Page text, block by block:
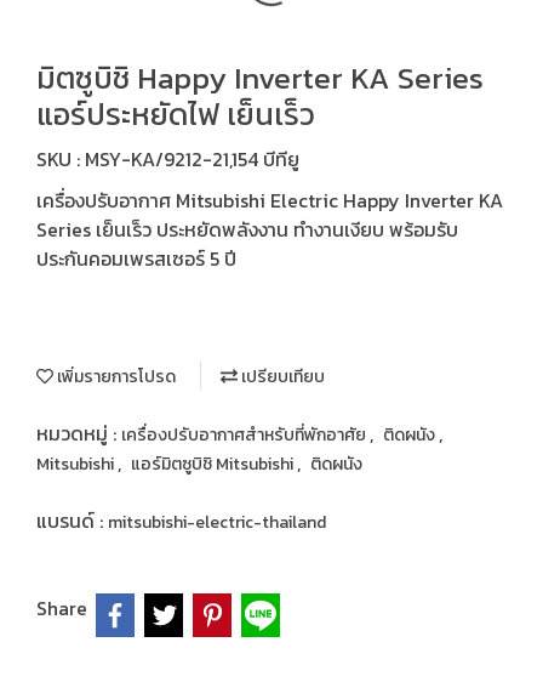
มิตซูบิชิ Happy Inverter KA Series
แอร์ประหยัดไฟ เย็นเร็ว
SKU : MSY-KA/9212-21,154 บีทียู
เครื่องปรับอากาศ Mitsubishi Electric Happy Inverter KA
Series เย็นเร็ว ประหยัดพลังงาน ทำงานเงียบ พร้อมรับ
ประกันคอมเพรสเซอร์ 5 ปี
เพิ่มรายการโปรด เปรียบเทียบ
หมวดหมู่ : เครื่องปรับอากาศสำหรับที่พักอาศัย , ติดผนัง,
Mitsubishi, แอร์มิตซูบิชิ Mitsubishi, ติดผนัง
แบรนด์ : mitsubishi-electric-thailand
Share